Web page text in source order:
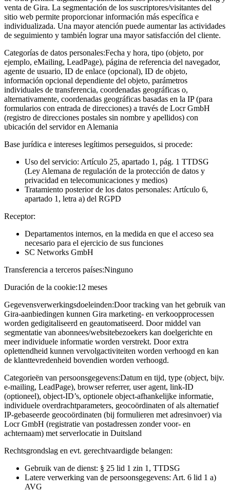
venta de Gira. La segmentación de los suscriptores/visitantes del
sitio web permite proporcionar información más específica e
individualizada. Una mayor atención puede aumentar las actividades
de seguimiento y también lograr una mayor satisfacción del cliente.
Categorías de datos personales:Fecha y hora, tipo (objeto, por
ejemplo, eMailing, LeadPage), página de referencia del navegador,
agente de usuario, ID de enlace (opcional), ID de objeto,
información opcional dependiente del objeto, parámetros
individuales de transferencia, coordenadas geográficas o,
alternativamente, coordenadas geográficas basadas en la IP (para
formularios con entrada de direcciones) a través de Locr GmbH
(registro de direcciones postales sin nombre y apellidos) con
ubicación del servidor en Alemania
Base jurídica e intereses legítimos perseguidos, si procede:
Uso del servicio: Artículo 25, apartado 1, pág. 1 TTDSG
(Ley Alemana de regulación de la protección de datos y
privacidad en telecomunicaciones y medios)
Tratamiento posterior de los datos personales: Artículo 6,
apartado 1, letra a) del RGPD
Receptor:
Departamentos internos, en la medida en que el acceso sea
necesario para el ejercicio de sus funciones
SC Networks GmbH
Transferencia a terceros países:Ninguno
Duración de la cookie:12 meses
Gegevensverwerkingsdoeleinden:Door tracking van het gebruik van
Gira-aanbiedingen kunnen Gira marketing- en verkoopprocessen
worden gedigitaliseerd en geautomatiseerd. Door middel van
segmentatie van abonnees/websitebezoekers kan doelgerichte en
meer individuele informatie worden verstrekt. Door extra
oplettendheid kunnen vervolgactiviteiten worden verhoogd en kan
de klanttevredenheid bovendien worden verhoogd.
Categorieën van persoonsgegevens:Datum en tijd, type (object, bijv.
e-mailing, LeadPage), browser referrer, user agent, link-ID
(optioneel), object-ID’s, optionele object-afhankelijke informatie,
individuele overdrachtparameters, geocoördinaten of als alternatief
IP-gebaseerde geocoördinaten (bij formulieren met adresinvoer) via
Locr GmbH (registratie van postadressen zonder voor- en
achternaam) met serverlocatie in Duitsland
Rechtsgrondslag en evt. gerechtvaardigde belangen:
Gebruik van de dienst: § 25 lid 1 zin 1, TTDSG
Latere verwerking van de persoonsgegevens: Art. 6 lid 1 a)
AVG